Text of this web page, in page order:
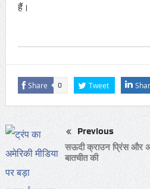
हैं।
Share 0 Tweet
Previous
सऊदी क्राउन प्रिंस और
बातचीत की